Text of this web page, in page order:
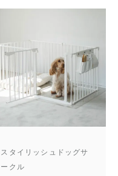
スタイリッシュドッグサ
ークル